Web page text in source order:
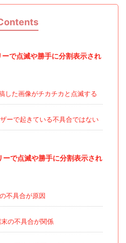
で点滅や勝手に分割表示され
した画像がチカチカと点滅する
ーで起きている不具合ではない
ーで点滅や勝手に分割表示され
不具合が原因
の不具合が関係